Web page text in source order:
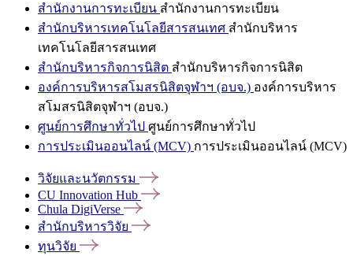
สำนักงานการทะเบียน สำนักงานการทะเบียน
สำนักบริหารเทคโนโลยีสารสนเทศ สำนักบริหาร
เทคโนโลยีสารสนเทศ
สำนักบริหารกิจการนิสิต สำนักบริหารกิจการนิสิต
องค์การบริหารสโมสรนิสิตจุฬาฯ (อบจ.) องค์การบริหาร
สโมสรนิสิตจุฬาฯ (อบจ.)
ศูนย์การศึกษาทั่วไป ศูนย์การศึกษาทั่วไป
การประเมินออนไลน์ (MCV) การประเมินออนไลน์ (MCV)
วิจัยและนวัตกรรม
CU Innovation Hub
Chula DigiVerse
สำนักบริหารวิจัย
ทุนวิจัย